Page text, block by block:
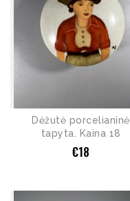
Dėžutė porcelianinė
tapyta. Kaina 18
€18